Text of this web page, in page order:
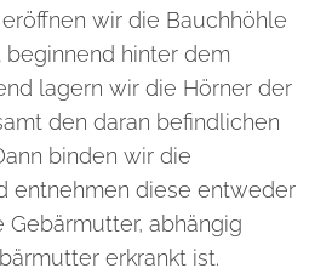
wir die Bauchhöhle
beginnend hinter dem
lagern wir die Hörner der
den daran befindlichen
binden wir die
entnehmen diese entweder
abhängig
erkrankt ist.